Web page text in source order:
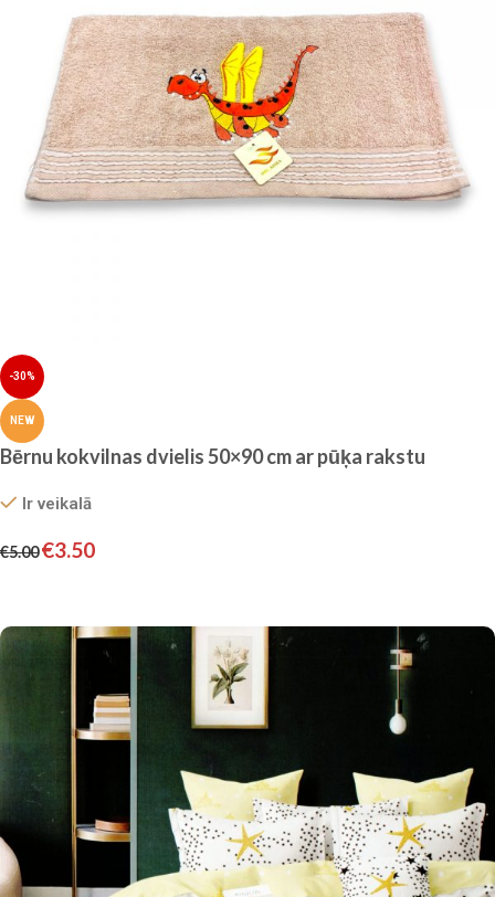
-30%
NEW
Bērnu kokvilnas dvielis 50×90 cm ar pūķa rakstu
Ir veikalā
€5.00€3.50